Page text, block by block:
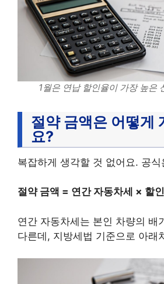
1월은 연납 할인율이 가장 높은
절약 금액은 어떻게
요?
복잡하게 생각할 것 없어요. 공
절약 금액 = 연간 자동차세 × 할
연간 자동차세는 본인 차량의 배
다른데, 지방세법 기준으로 아래